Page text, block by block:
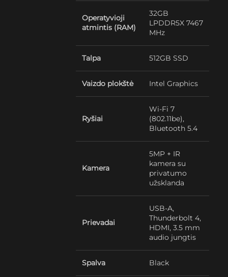
Operatyvioji
atmintis (RAM)
32GB
LPDDR5X 7467
MHz
Talpa 512GB SSD
Vaizdo plokštė Intel Graphics
Ryšiai
Wi-Fi 7
(802.11be),
Bluetooth 5.4
Kamera
5MP + IR
kamera su
privatumo
užsklanda
Prievadai
USB-A,
Thunderbolt 4,
HDMI, 3.5 mm
audio jungtis
Spalva Black